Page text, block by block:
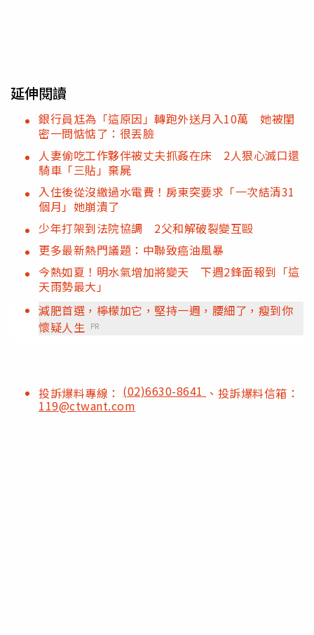
延伸閱讀
銀行員尪為「這原因」轉跑外送月入10萬 她被閨
密一問惦惦了：很丟臉
人妻偷吃工作夥伴被丈夫抓姦在床 2人狠心滅口還
騎車「三貼」棄屍
入住後從沒繳過水電費！房東突要求「一次結清31
個月」她崩潰了
少年打架到法院協調 2父和解破裂變互毆
更多最新熱門議題：中聯致癌油風暴
今熱如夏！明水氣增加將變天 下週2鋒面報到「這
天雨勢最大」
減肥首選，檸檬加它，堅持一週，腰細了，瘦到你
懷疑人生
PR
投訴爆料專線： (02)6630-8641 、投訴爆料信箱：
119@ctwant.com